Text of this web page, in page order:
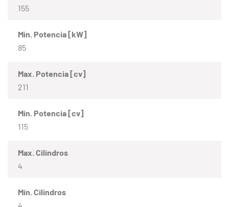
155
Mín. Potencia [kW]
85
Max. Potencia [cv]
211
Mín. Potencia [cv]
115
Max. Cilindros
4
Mín. Cilindros
4